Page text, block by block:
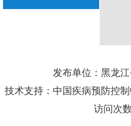
发布单位：黑龙
技术支持：中国疾病预防控
访问次